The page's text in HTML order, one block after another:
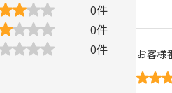
0件
0件
0件 お客様